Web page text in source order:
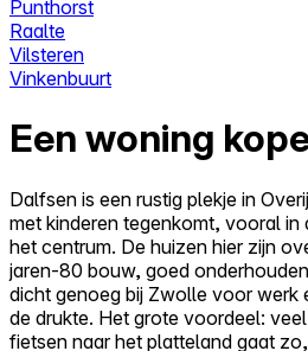
Punthorst
Raalte
Vilsteren
Vinkenbuurt
Een woning
Dalfsen is een rustig plekje in
met kinderen tegenkomt, vooral in
het centrum. De huizen hier zijn
jaren-80 bouw, goed
dicht genoeg bij Zwolle voor werk
de drukte. Het grote voordeel:
fietsen naar het platteland gaat